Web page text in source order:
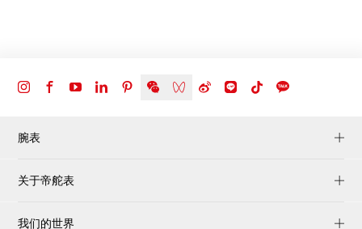
腕表
关于帝舵表
我们的世界